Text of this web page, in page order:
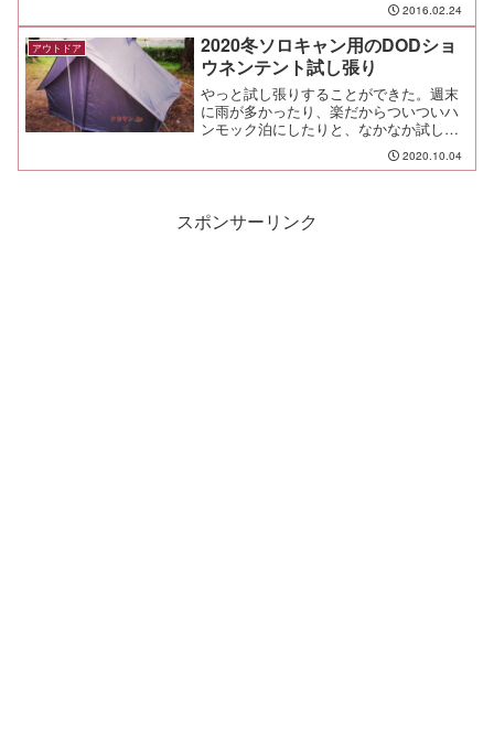
が割れて壊れてしまった。そこで、次な
る手回し式送風機を探し...
2016.02.24
アウトドア
2020冬ソロキャン用のDODショ
ウネンテント試し張り
やっと試し張りすることができた。週末
に雨が多かったり、楽だからついついハ
ンモック泊にしたりと、なかなか試し張
りすることができなかったDODショウネ
ンテント。やっと張れたぜ😎
2020.10.04
スポンサーリンク